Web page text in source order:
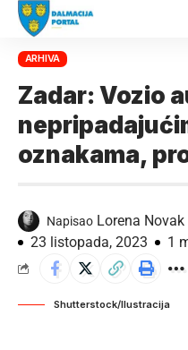
ARHIVA
Zadar: Vozio
oznakama,
Napisao Lorena Novak
23 listopada, 2023
1
Shutterstock/Ilustracija